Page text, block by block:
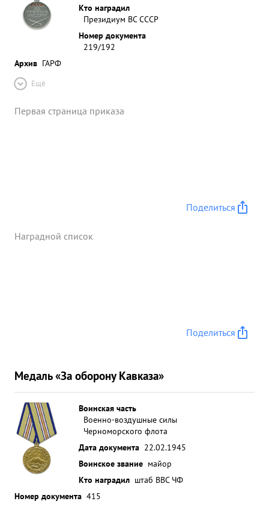
Кто наградил
Президиум ВС СССР
Номер документа
219/192
Архив ГАРФ
Ещё
Первая страница приказа
Поделиться
Наградной список
Поделиться
Медаль «За оборону Кавказа»
Воинская часть
Военно-воздушные силы
Черноморского флота
Дата документа 22.02.1945
Воинское звание майор
Кто наградил штаб ВВС ЧФ
Номер документа 415